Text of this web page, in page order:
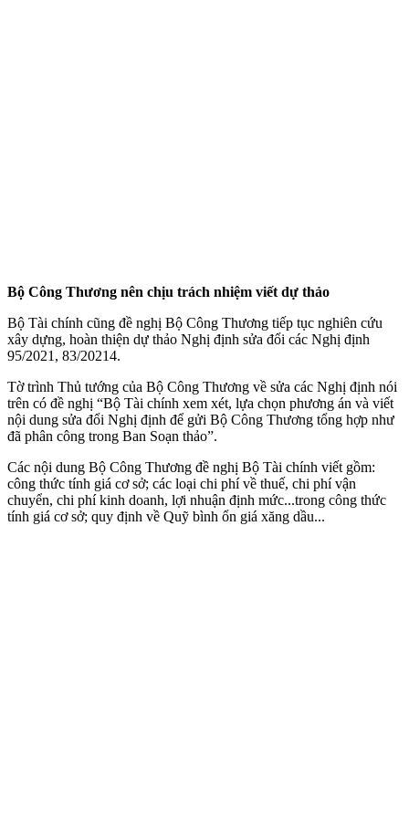
Bộ Công Thương nên chịu trách nhiệm viết dự thảo
Bộ Tài chính cũng đề nghị Bộ Công Thương tiếp tục nghiên cứu
xây dựng, hoàn thiện dự thảo Nghị định sửa đổi các Nghị định
95/2021, 83/20214.
Tờ trình Thủ tướng của Bộ Công Thương về sửa các Nghị định nói
trên có đề nghị “Bộ Tài chính xem xét, lựa chọn phương án và viết
nội dung sửa đổi Nghị định để gửi Bộ Công Thương tổng hợp như
đã phân công trong Ban Soạn thảo”.
Các nội dung Bộ Công Thương đề nghị Bộ Tài chính viết gồm:
công thức tính giá cơ sở; các loại chi phí về thuế, chi phí vận
chuyển, chi phí kinh doanh, lợi nhuận định mức...trong công thức
tính giá cơ sở; quy định về Quỹ bình ổn giá xăng dầu...